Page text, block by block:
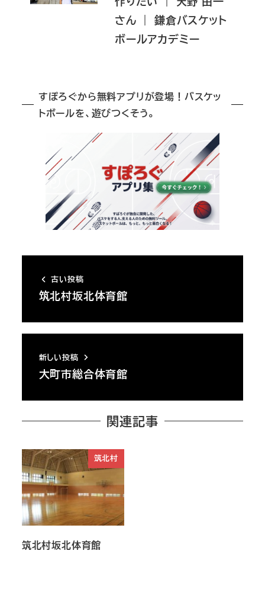
さん ｜ 鎌倉バスケット
ボールアカデミー
すぽろぐから無料アプリが登場！バスケッ
トボールを、遊びつくそう。
古い投稿
筑北村坂北体育館
新しい投稿
大町市総合体育館
関連記事
筑北村
筑北村坂北体育館